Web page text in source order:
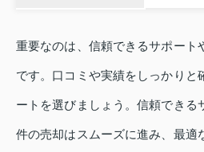
重要なのは、信頼できるサポート
です。口コミや実績をしっかりと
ートを選びましょう。信頼できる
件の売却はスムーズに進み、最適